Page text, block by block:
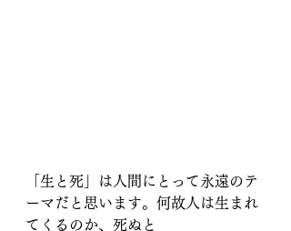
「生と死」は人間にとって永遠のテ
ーマだと思います。何故人は生まれ
てくるのか、死ぬと